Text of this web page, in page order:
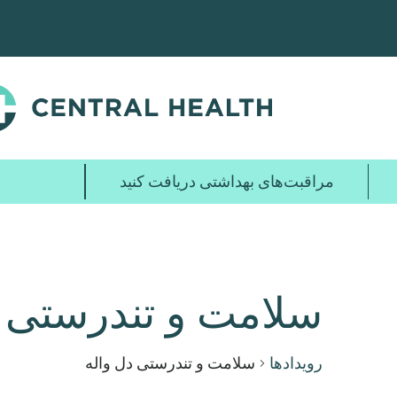
محتوای
مراقبت‌های بهداشتی دریافت کنید
سلامت و تندرستی
رویدادها سلامت و تندرستی دل واله